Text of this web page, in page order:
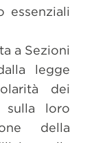
essenziali
a Sezioni
legge
dei
sulla loro
della